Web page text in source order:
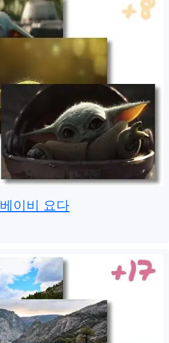
베이비 요다